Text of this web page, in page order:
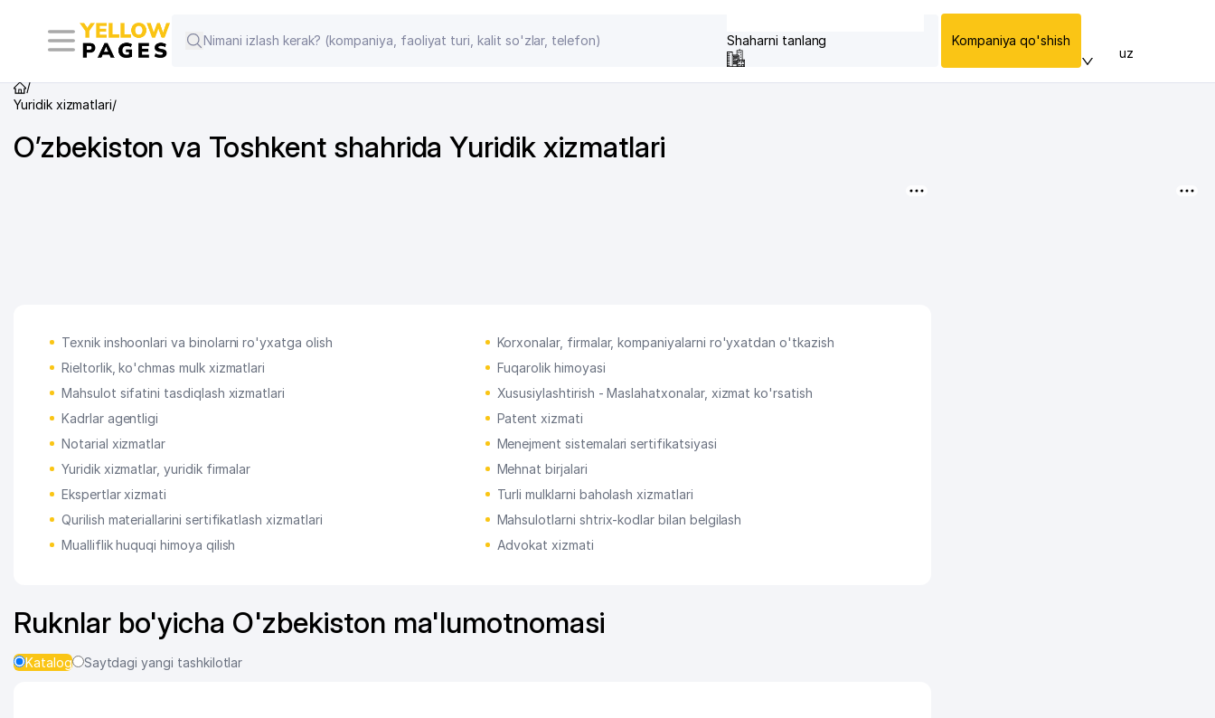
Shaharni tanlang Kompaniya qo'shish
uz
/
Yuridik xizmatlari/
O’zbekiston va Toshkent shahrida Yuridik xizmatlari
Texnik inshoonlari va binolarni ro'yxatga olish
Korxonalar, firmalar, kompaniyalarni ro'yxatdan o'tkazish
Rieltorlik, ko'chmas mulk xizmatlari
Fuqarolik himoyasi
Mahsulot sifatini tasdiqlash xizmatlari
Xususiylashtirish - Maslahatxonalar, xizmat ko'rsatish
Kadrlar agentligi
Patent xizmati
Notarial xizmatlar
Menejment sistemalari sertifikatsiyasi
Yuridik xizmatlar, yuridik firmalar
Mehnat birjalari
Ekspertlar xizmati
Turli mulklarni baholash xizmatlari
Qurilish materiallarini sertifikatlash xizmatlari
Mahsulotlarni shtrix-kodlar bilan belgilash
Mualliflik huquqi himoya qilish
Advokat xizmati
Ruknlar bo'yicha O'zbekiston ma'lumotnomasi
Katalog Saytdagi yangi tashkilotlar